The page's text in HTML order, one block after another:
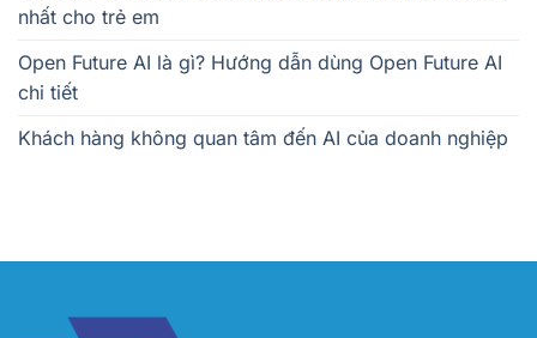
nhất cho trẻ em
Open Future AI là gì? Hướng dẫn dùng Open Future AI
chi tiết
Khách hàng không quan tâm đến AI của doanh nghiệp